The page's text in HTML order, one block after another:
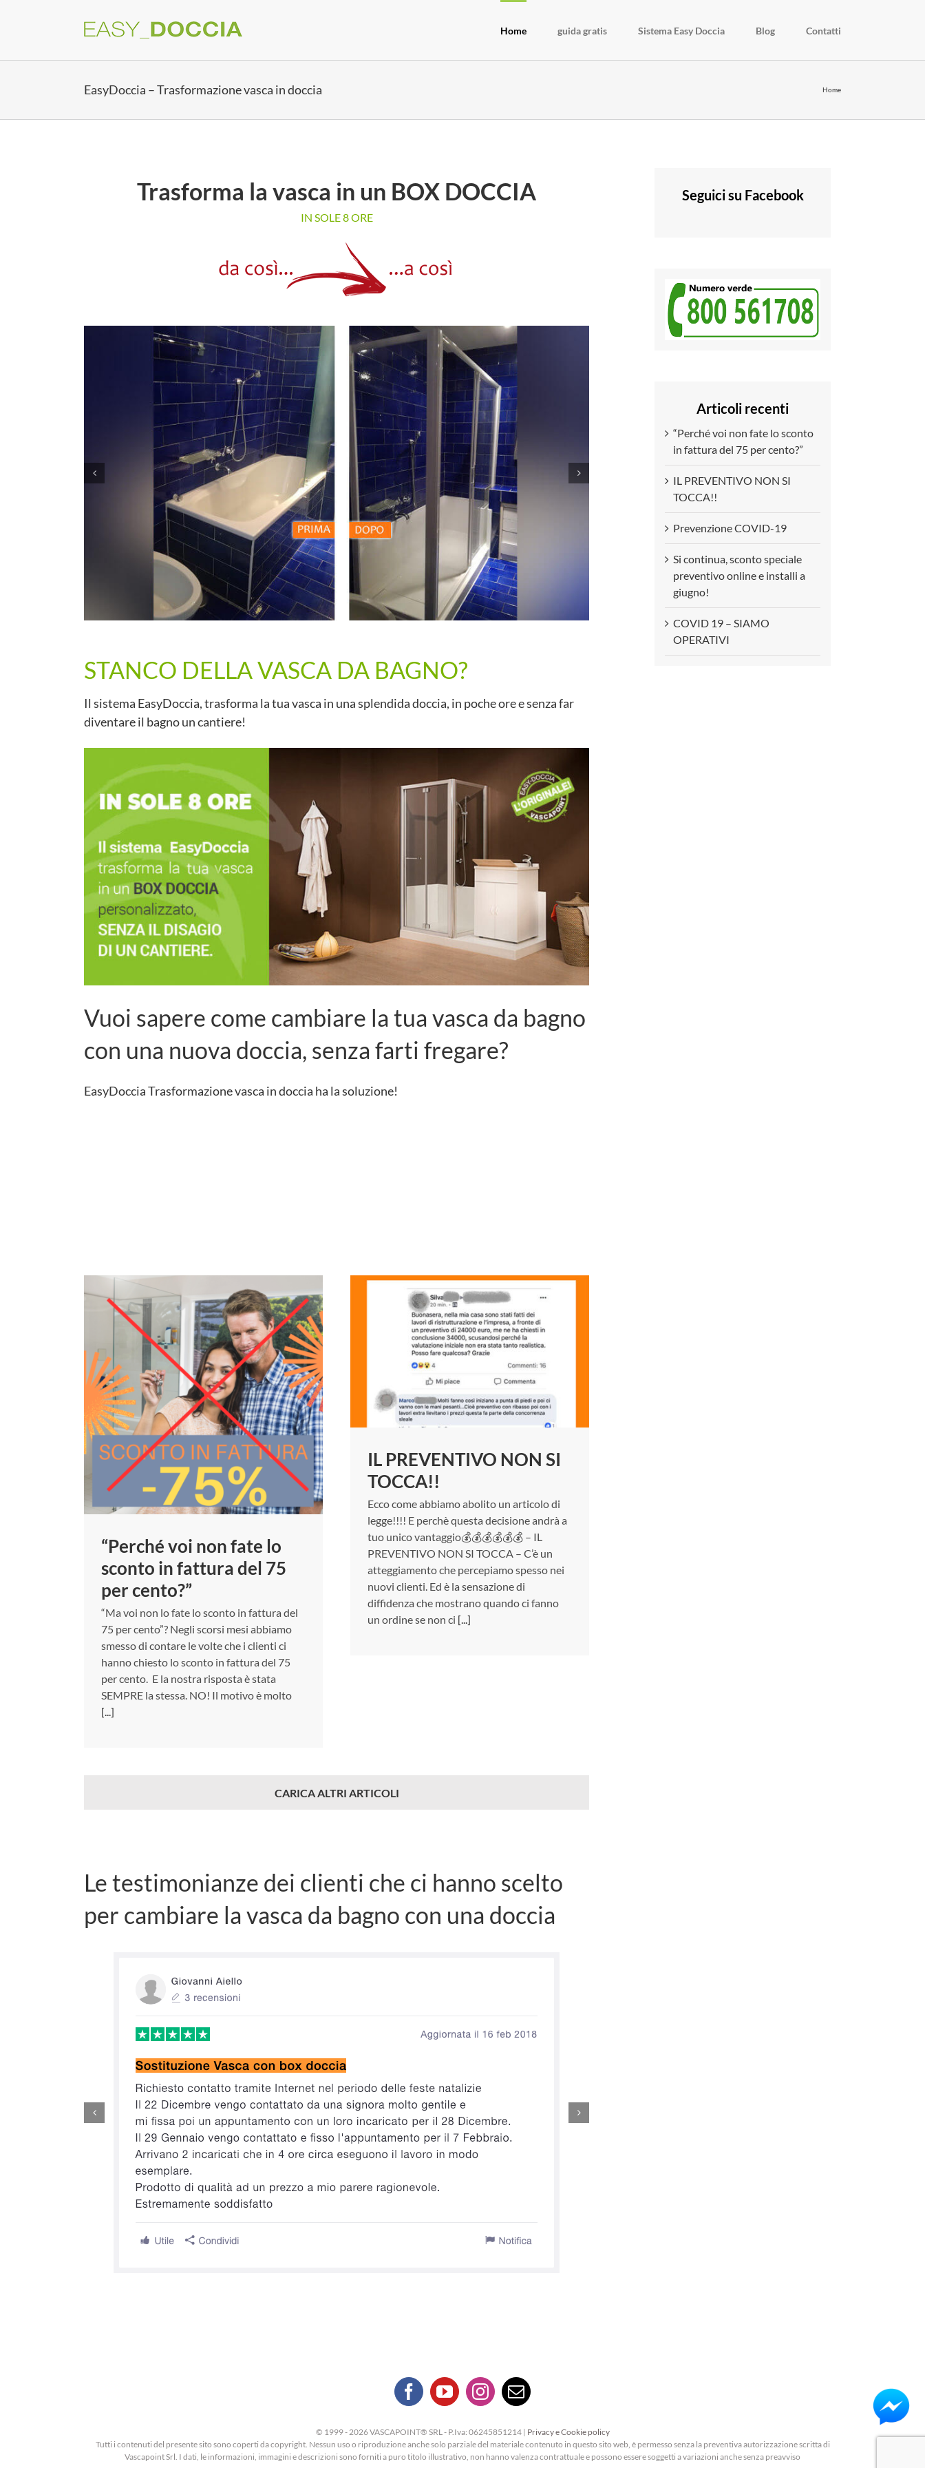
Home guida gratis Sistema Easy Doccia Blog Contatti
EasyDoccia – Trasformazione vasca in doccia Home
Trasforma la vasca in un BOX DOCCIA
IN SOLE 8 ORE
STANCO DELLA VASCA DA BAGNO?
Il sistema EasyDoccia, trasforma la tua vasca in una splendida doccia, in poche ore e senza far
diventare il bagno un cantiere!
Vuoi sapere come cambiare la tua vasca da bagno
con una nuova doccia, senza farti fregare?
EasyDoccia Trasformazione vasca in doccia ha la soluzione!
“Perché voi non fate lo
sconto in fattura del 75
per cento?”
“Ma voi non lo fate lo sconto in fattura del
75 per cento”? Negli scorsi mesi abbiamo
smesso di contare le volte che i clienti ci
hanno chiesto lo sconto in fattura del 75
per cento. E la nostra risposta è stata
SEMPRE la stessa. NO! Il motivo è molto
[...]
IL PREVENTIVO NON SI
TOCCA!!
Ecco come abbiamo abolito un articolo di
legge!!!! E perchè questa decisione andrà a
tuo unico vantaggio💰💰💰💰💰💰 – IL
PREVENTIVO NON SI TOCCA – C’è un
atteggiamento che percepiamo spesso nei
nuovi clienti. Ed è la sensazione di
diffidenza che mostrano quando ci fanno
un ordine se non ci [...]
CARICA ALTRI ARTICOLI
Le testimonianze dei clienti che ci hanno scelto
per cambiare la vasca da bagno con una doccia
Seguici su Facebook
Articoli recenti
“Perché voi non fate lo sconto
in fattura del 75 per cento?”
IL PREVENTIVO NON SI
TOCCA!!
Prevenzione COVID-19
Si continua, sconto speciale
preventivo online e installi a
giugno!
COVID 19 – SIAMO
OPERATIVI
© 1999 -2026 VASCAPOINT® SRL - P.Iva: 06245851214 | Privacy e Cookie policy
Tutti i contenuti del presente sito sono coperti da copyright. Nessun uso o riproduzione anche solo parziale del materiale contenuto in questo sito web, è permesso senza la preventiva autorizzazione scritta di
Vascapoint Srl. I dati, le informazioni, immagini e descrizioni sono forniti a puro titolo illustrativo, non hanno valenza contrattuale e possono essere soggetti a variazioni anche senza preavviso